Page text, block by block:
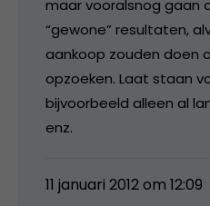
maar vooralsnog gaan
“gewone” resultaten,
aankoop zouden doen
opzoeken. Laat staan
bijvoorbeeld alleen al
enz.
11 januari 2012 om 12:09